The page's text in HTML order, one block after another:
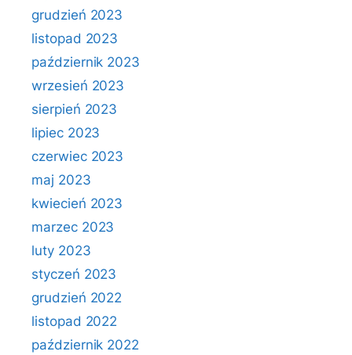
grudzień 2023
listopad 2023
październik 2023
wrzesień 2023
sierpień 2023
lipiec 2023
czerwiec 2023
maj 2023
kwiecień 2023
marzec 2023
luty 2023
styczeń 2023
grudzień 2022
listopad 2022
październik 2022